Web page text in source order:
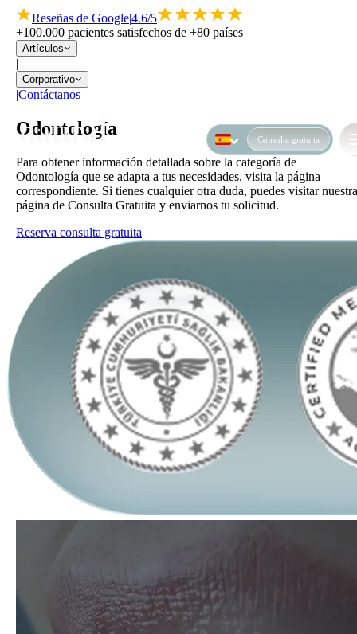
Reseñas de Google|4.6/5
+100.000 pacientes satisfechos de +80 países
Artículos
|
Corporativo
|Contáctanos
Consulta gratuita
Odontología
Para obtener información detallada sobre la categoría de
Odontología que se adapta a tus necesidades, visita la página
correspondiente. Si tienes cualquier otra duda, puedes visitar nuestra
página de Consulta Gratuita y enviarnos tu solicitud.
Reserva consulta gratuita